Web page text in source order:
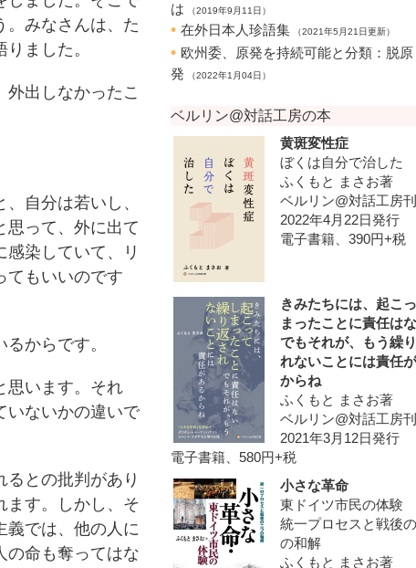
。みなさんは、た
ました。
出しなかったこ
自分は若いし、
思って、外に出て
感染していて、リ
てもいいのです
からです。
思います。それ
いないかの違いで
との批判があり
ます。しかし、そ
義では、他の人に
の命も奪ってはな